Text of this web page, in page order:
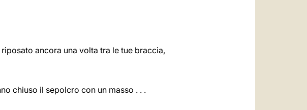
ancora una volta tra le tue braccia,
chiuso il sepolcro con un masso . . .